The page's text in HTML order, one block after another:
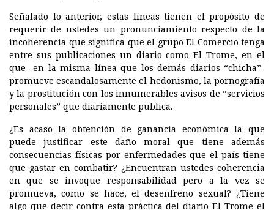
Señalado lo anterior, estas líneas tienen el propósito de
requerir de ustedes un pronunciamiento respecto de la
incoherencia que significa que el grupo El Comercio tenga
entre sus publicaciones un diario como El Trome, en el
que -en la misma línea que los demás diarios “chicha”-
promueve escandalosamente el hedonismo, la pornografía
y la prostitución con los innumerables avisos de “servicios
personales” que diariamente publica.
¿Es acaso la obtención de ganancia económica la que
puede justificar este daño moral que tiene además
consecuencias físicas por enfermedades que el país tiene
que gastar en combatir? ¿Encuentran ustedes coherencia
en que se invoque responsabilidad pero a la vez se
promueva, como se hace, el desenfreno sexual? ¿Tiene
algo que decir contra esta práctica del diario El Trome el